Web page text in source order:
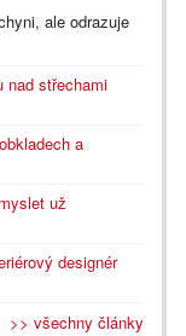
ale odrazuje
nad střechami
a
už
designér
>> všechny články